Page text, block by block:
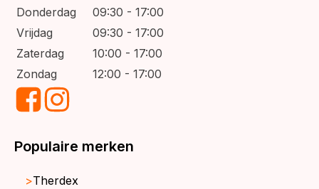
Donderdag
09:30 - 17:00
Vrijdag
09:30 - 17:00
Zaterdag
10:00 - 17:00
Zondag
12:00 - 17:00
Populaire merken
Therdex